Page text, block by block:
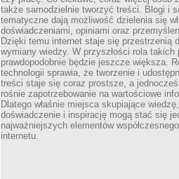
także samodzielnie tworzyć treści. Blogi i
tematyczne dają możliwość dzielenia się
doświadczeniami, opiniami oraz
Dzięki temu internet staje się przestrzenią
wymiany wiedzy. W przyszłości rola takich
prawdopodobnie będzie jeszcze większa.
technologii sprawia, że tworzenie i
treści staje się coraz prostsze, a
rośnie zapotrzebowanie na wartościowe
Dlatego właśnie miejsca skupiające wiedzę,
doświadczenie i inspirację mogą stać się
najważniejszych elementów współczesnego
internetu.